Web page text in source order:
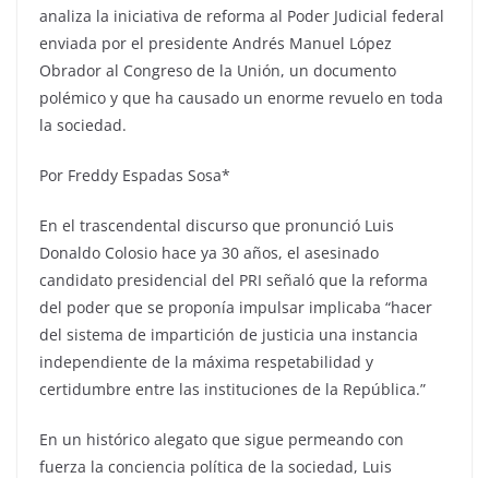
analiza la iniciativa de reforma al Poder Judicial federal
enviada por el presidente Andrés Manuel López
Obrador al Congreso de la Unión, un documento
polémico y que ha causado un enorme revuelo en toda
la sociedad.
Por Freddy Espadas Sosa*
En el trascendental discurso que pronunció Luis
Donaldo Colosio hace ya 30 años, el asesinado
candidato presidencial del PRI señaló que la reforma
del poder que se proponía impulsar implicaba “hacer
del sistema de impartición de justicia una instancia
independiente de la máxima respetabilidad y
certidumbre entre las instituciones de la República.”
En un histórico alegato que sigue permeando con
fuerza la conciencia política de la sociedad, Luis